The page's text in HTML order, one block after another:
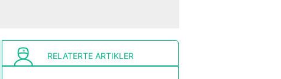
RELATERTE ARTIKLER